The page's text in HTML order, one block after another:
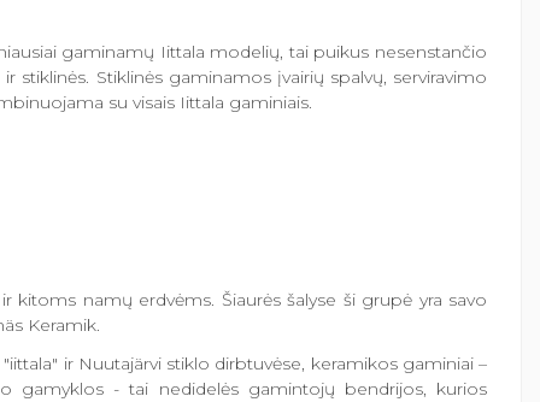
gaminamų Iittala modelių, tai puikus nesenstančio
stiklinės. Stiklinės gaminamos įvairių spalvų, serviravimo
su visais Iittala gaminiais.
namų erdvėms. Šiaurės šalyse ši grupė yra savo
Keramik.
ir Nuutajärvi stiklo dirbtuvėse, keramikos gaminiai –
gamyklos - tai nedidelės gamintojų bendrijos, kurios